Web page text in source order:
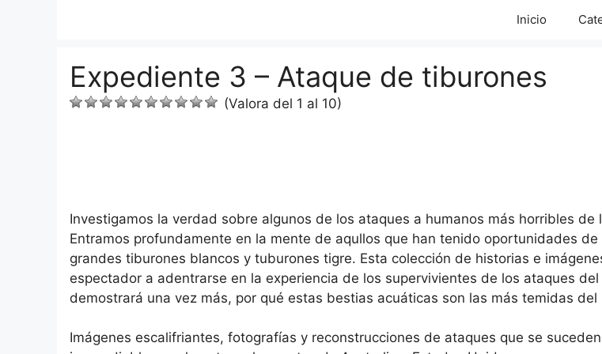
Inicio
Expediente 3 – Ataque de tiburones
(Valora del 1 al 10)
Investigamos la verdad sobre algunos de los ataques a humanos más horribles de
Entramos profundamente en la mente de aqullos que han tenido oportunidades de
grandes tiburones blancos y tuburones tigre. Esta colección de historias e
espectador a adentrarse en la experiencia de los supervivientes de los ataques
demostrará una vez más, por qué estas bestias acuáticas son las más temidas del
Imágenes escalifriantes, fotografías y reconstrucciones de ataques que se